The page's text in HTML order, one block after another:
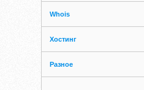
Whois
Хостинг
Разное